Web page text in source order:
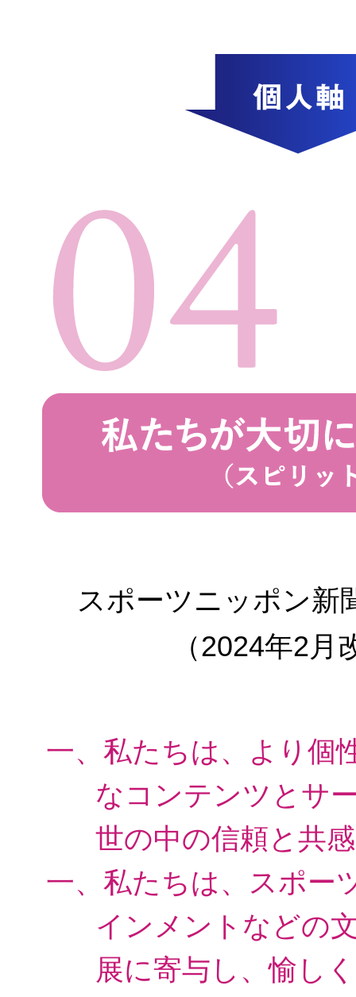
スポーツニッポン新
（2024年2月
一、私たちは、より個
なコンテンツとサ
世の中の信頼と共
一、私たちは、スポー
インメントなどの
展に寄与し、愉し